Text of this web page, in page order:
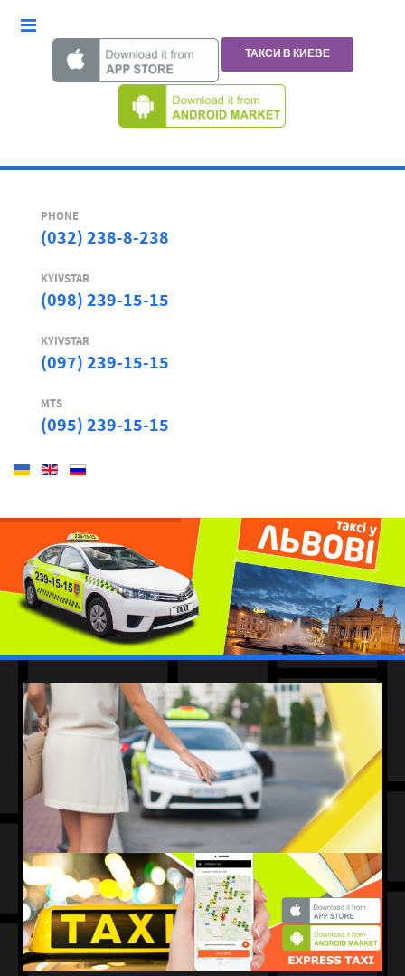
ТАКСИ В КИЕВЕ
PHONE
(032) 238-8-238
KYIVSTAR
(098) 239-15-15
KYIVSTAR
(097) 239-15-15
MTS
(095) 239-15-15